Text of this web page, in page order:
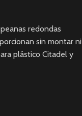
redondas
sin montar ni
plástico Citadel y